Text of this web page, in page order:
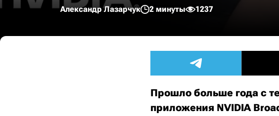
Александр Лазарчук 2 минуты 1237
Прошло больше года с
приложения NVIDIA